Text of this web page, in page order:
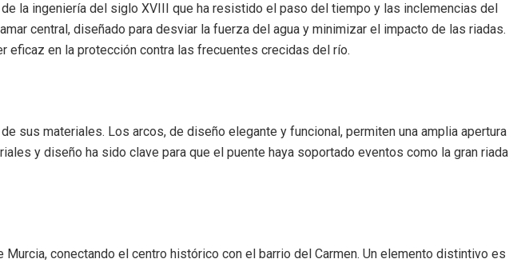
la ingeniería del siglo XVIII que ha resistido el paso del tiempo y las inclemencias del
central, diseñado para desviar la fuerza del agua y minimizar el impacto de las riadas.
eficaz en la protección contra las frecuentes crecidas del río.
sus materiales. Los arcos, de diseño elegante y funcional, permiten una amplia apertura
y diseño ha sido clave para que el puente haya soportado eventos como la gran riada
conectando el centro histórico con el barrio del Carmen. Un elemento distintivo es